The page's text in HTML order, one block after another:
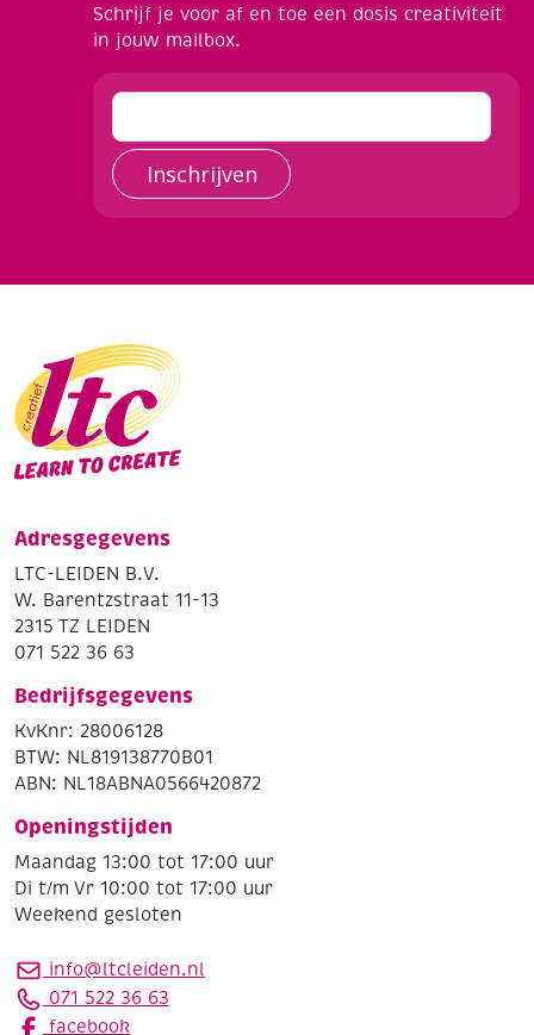
Schrijf je voor af en toe een dosis creativiteit
in jouw mailbox.
Inschrijven
Adresgegevens
LTC-LEIDEN B.V.
W. Barentzstraat 11-13
2315 TZ LEIDEN
071 522 36 63
Bedrijfsgegevens
KvKnr: 28006128
BTW: NL819138770B01
ABN: NL18ABNA0566420872
Openingstijden
Maandag 13:00 tot 17:00 uur
Di t/m Vr 10:00 tot 17:00 uur
Weekend gesloten
info@ltcleiden.nl
071 522 36 63
facebook